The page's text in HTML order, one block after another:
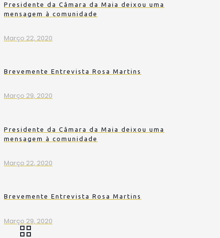
Presidente da Câmara da Maia deixou uma
mensagem à comunidade
Março 22, 2020
Brevemente Entrevista Rosa Martins
Março 29, 2020
Presidente da Câmara da Maia deixou uma
mensagem à comunidade
Março 22, 2020
Brevemente Entrevista Rosa Martins
Março 29, 2020